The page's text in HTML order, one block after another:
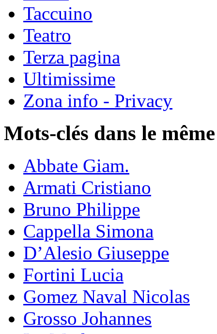
Taccuino
Teatro
Terza pagina
Ultimissime
Zona info - Privacy
Mots-clés dans le
Abbate Giam.
Armati Cristiano
Bruno Philippe
Cappella Simona
D’Alesio Giuseppe
Fortini Lucia
Gomez Naval Nicolas
Grosso Johannes